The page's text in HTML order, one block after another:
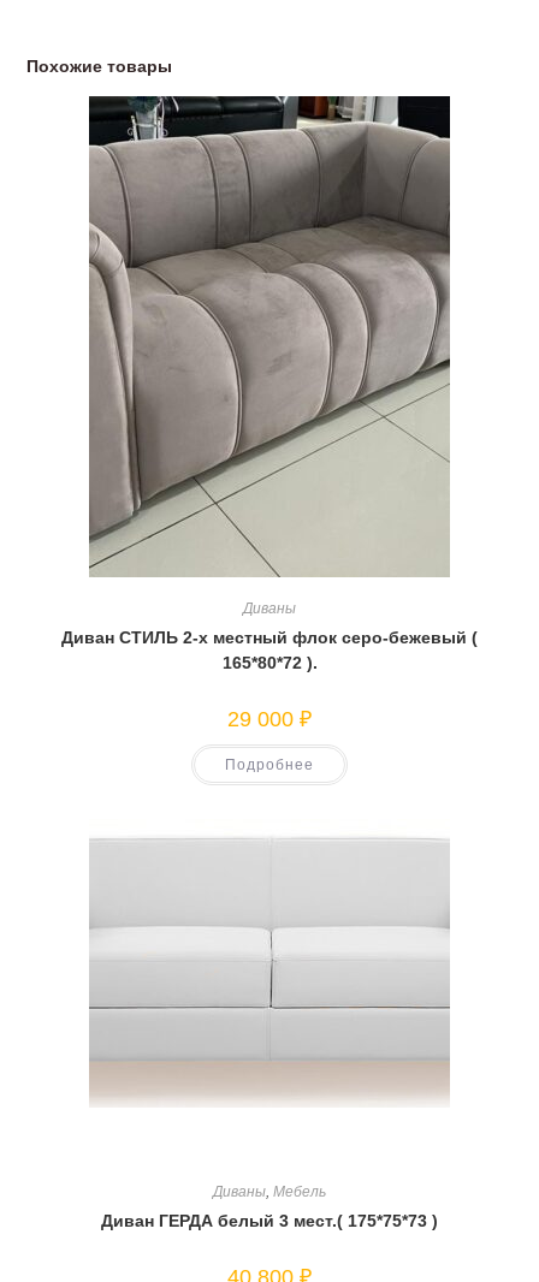
Похожие товары
Диваны
Диван СТИЛЬ 2-х местный флок серо-бежевый (
165*80*72 ).
29 000 ₽
Подробнее
Диваны, Мебель
Диван ГЕРДА белый 3 мест.( 175*75*73 )